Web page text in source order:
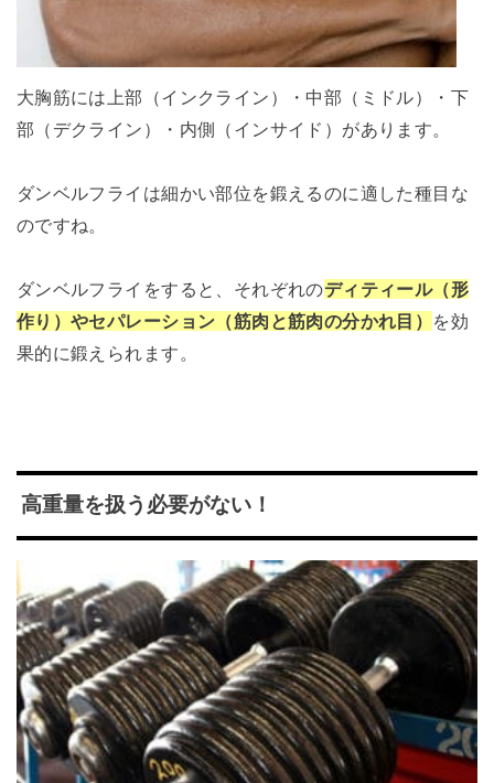
大胸筋には上部（インクライン）・中部（ミドル）・下
部（デクライン）・内側（インサイド）があります。
ダンベルフライは細かい部位を鍛えるのに適した種目な
のですね。
ダンベルフライをすると、それぞれのディティール（形
作り）やセパレーション（筋肉と筋肉の分かれ目） を効
果的に鍛えられます。
高重量を扱う必要がない！